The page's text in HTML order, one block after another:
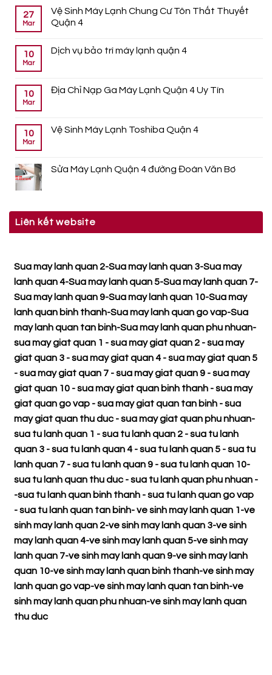
27
Mar
Vệ Sinh Máy Lạnh Chung Cư Tôn Thất Thuyết
Quận 4
10
Mar
Dịch vụ bảo trì máy lạnh quận 4
10
Mar
Địa Chỉ Nạp Ga Máy Lạnh Quận 4 Uy Tín
10
Mar
Vệ Sinh Máy Lạnh Toshiba Quận 4
Sửa Máy Lạnh Quận 4 đường Đoàn Văn Bơ
Liên kết website
Sua may lanh quan 2-Sua may lanh quan 3-Sua may
lanh quan 4-Sua may lanh quan 5-Sua may lanh quan 7-
Sua may lanh quan 9-Sua may lanh quan 10-Sua may
lanh quan binh thanh-Sua may lanh quan go vap-Sua
may lanh quan tan binh-Sua may lanh quan phu nhuan-
sua may giat quan 1 -sua may giat quan 2 -sua may
giat quan 3 -sua may giat quan 4 -sua may giat quan 5
-sua may giat quan 7 -sua may giat quan 9 -sua may
giat quan 10 -sua may giat quan binh thanh -sua may
giat quan go vap -sua may giat quan tan binh -sua
may giat quan thu duc -sua may giat quan phu nhuan-
sua tu lanh quan 1 -sua tu lanh quan 2 -sua tu lanh
quan 3 -sua tu lanh quan 4 -sua tu lanh quan 5 -sua tu
lanh quan 7 -sua tu lanh quan 9 -sua tu lanh quan 10-
sua tu lanh quan thu duc -sua tu lanh quan phu nhuan -
-sua tu lanh quan binh thanh -sua tu lanh quan go vap
-sua tu lanh quan tan binh-ve sinh may lanh quan 1-ve
sinh may lanh quan 2-ve sinh may lanh quan 3-ve sinh
may lanh quan 4-ve sinh may lanh quan 5-ve sinh may
lanh quan 7-ve sinh may lanh quan 9-ve sinh may lanh
quan 10-ve sinh may lanh quan binh thanh-ve sinh may
lanh quan go vap-ve sinh may lanh quan tan binh-ve
sinh may lanh quan phu nhuan-ve sinh may lanh quan
thu duc